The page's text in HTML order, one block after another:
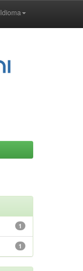
Idioma
1
1